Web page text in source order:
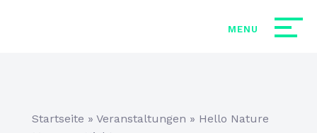
Startseite » Veranstaltungen » Hello Nature